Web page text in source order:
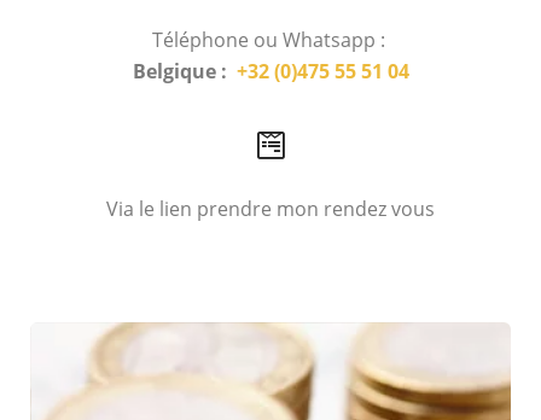
Téléphone ou Whatsapp :
Belgique : +32 (0)475 55 51 04
Via le lien prendre mon rendez vous